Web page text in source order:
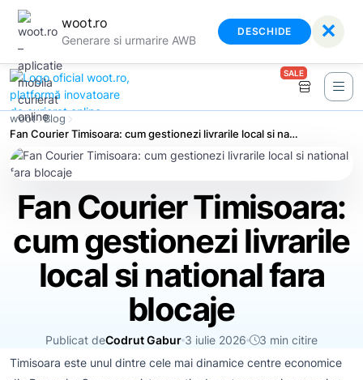
woot.ro
Generare si urmarire AWB
DESCHIDE ✕
SALE
woot
Blog
Fan Courier Timisoara: cum gestionezi livrarile local si national fara blocaje
Fan Courier Timisoara:
cum gestionezi livrarile
local si national fara
blocaje
Publicat deCodrut Gabur 3 iulie 2026
3 min citire
Timisoara este unul dintre cele mai dinamice centre economice